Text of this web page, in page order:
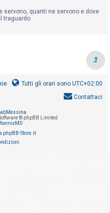
servono, quanti ne servono e dove
traguardo
Tutti gli orari sono UTC+02:00
Contattaci
© phpBB Limited
phpBB-Store.it